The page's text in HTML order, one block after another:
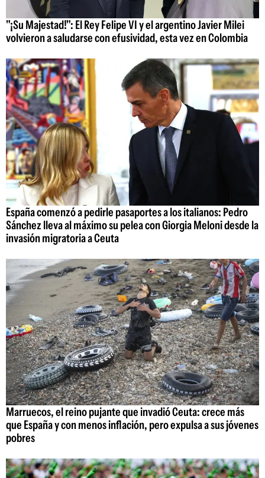
"¡Su Majestad!": El Rey Felipe VI y el argentino Javier Milei
volvieron a saludarse con efusividad, esta vez en Colombia
España comenzó a pedirle pasaportes a los italianos: Pedro
Sánchez lleva al máximo su pelea con Giorgia Meloni desde la
invasión migratoria a Ceuta
Marruecos, el reino pujante que invadió Ceuta: crece más
que España y con menos inflación, pero expulsa a sus jóvenes
pobres